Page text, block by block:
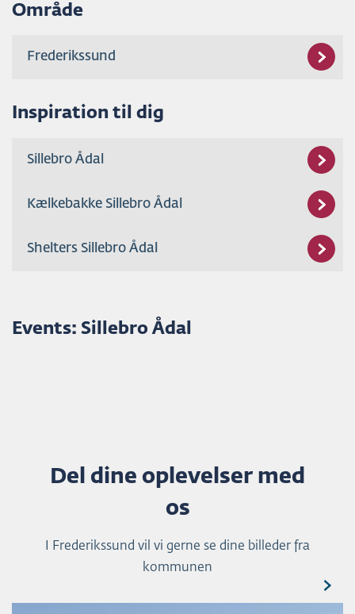
Område
Frederikssund
Inspiration til dig
Sillebro Ådal
Kælkebakke Sillebro Ådal
Shelters Sillebro Ådal
Events: Sillebro Ådal
Del dine oplevelser med
os
I Frederikssund vil vi gerne se dine billeder fra
kommunen